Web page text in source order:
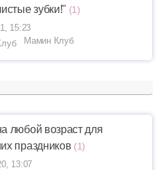
зубки!" (1)
15:23
Мамин Клуб
любой возраст для
праздников (1)
13:07